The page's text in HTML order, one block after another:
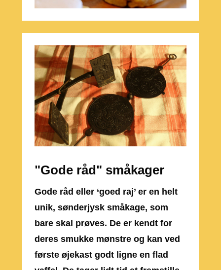
"Gode råd" småkager
Gode råd eller ‘goed raj’ er en helt
unik, sønderjysk småkage, som
bare skal prøves. De er kendt for
deres smukke mønstre og kan ved
første øjekast godt ligne en flad